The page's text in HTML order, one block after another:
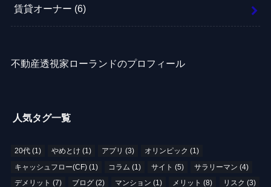
賃貸オーナー (6)
不動産透視家ローランドのプロフィール
人気タグ一覧
20代(1) やめとけ (1) アプリ (3) オリンピック (1)
キャッシュフロー(CF)(1) コラム (1) サイト (5) サラリーマン (4)
デメリット (7) ブログ (2) マンション (1) メリット (8) リスク (3)